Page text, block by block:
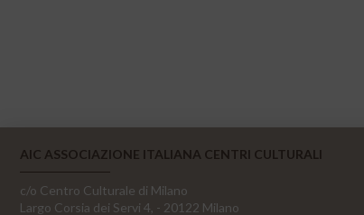
AIC ASSOCIAZIONE ITALIANA CENTRI CULTURALI
c/o Centro Culturale di Milano
Largo Corsia dei Servi 4, - 20122 Milano